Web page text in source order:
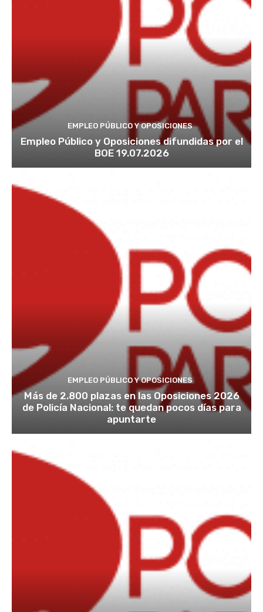
EMPLEO PÚBLICO Y OPOSICIONES
Empleo Público y Oposiciones difundidas por el
BOE 19.07.2026
EMPLEO PÚBLICO Y OPOSICIONES
Más de 2.800 plazas en las Oposiciones 2026
de Policía Nacional: te quedan pocos días para
apuntarte